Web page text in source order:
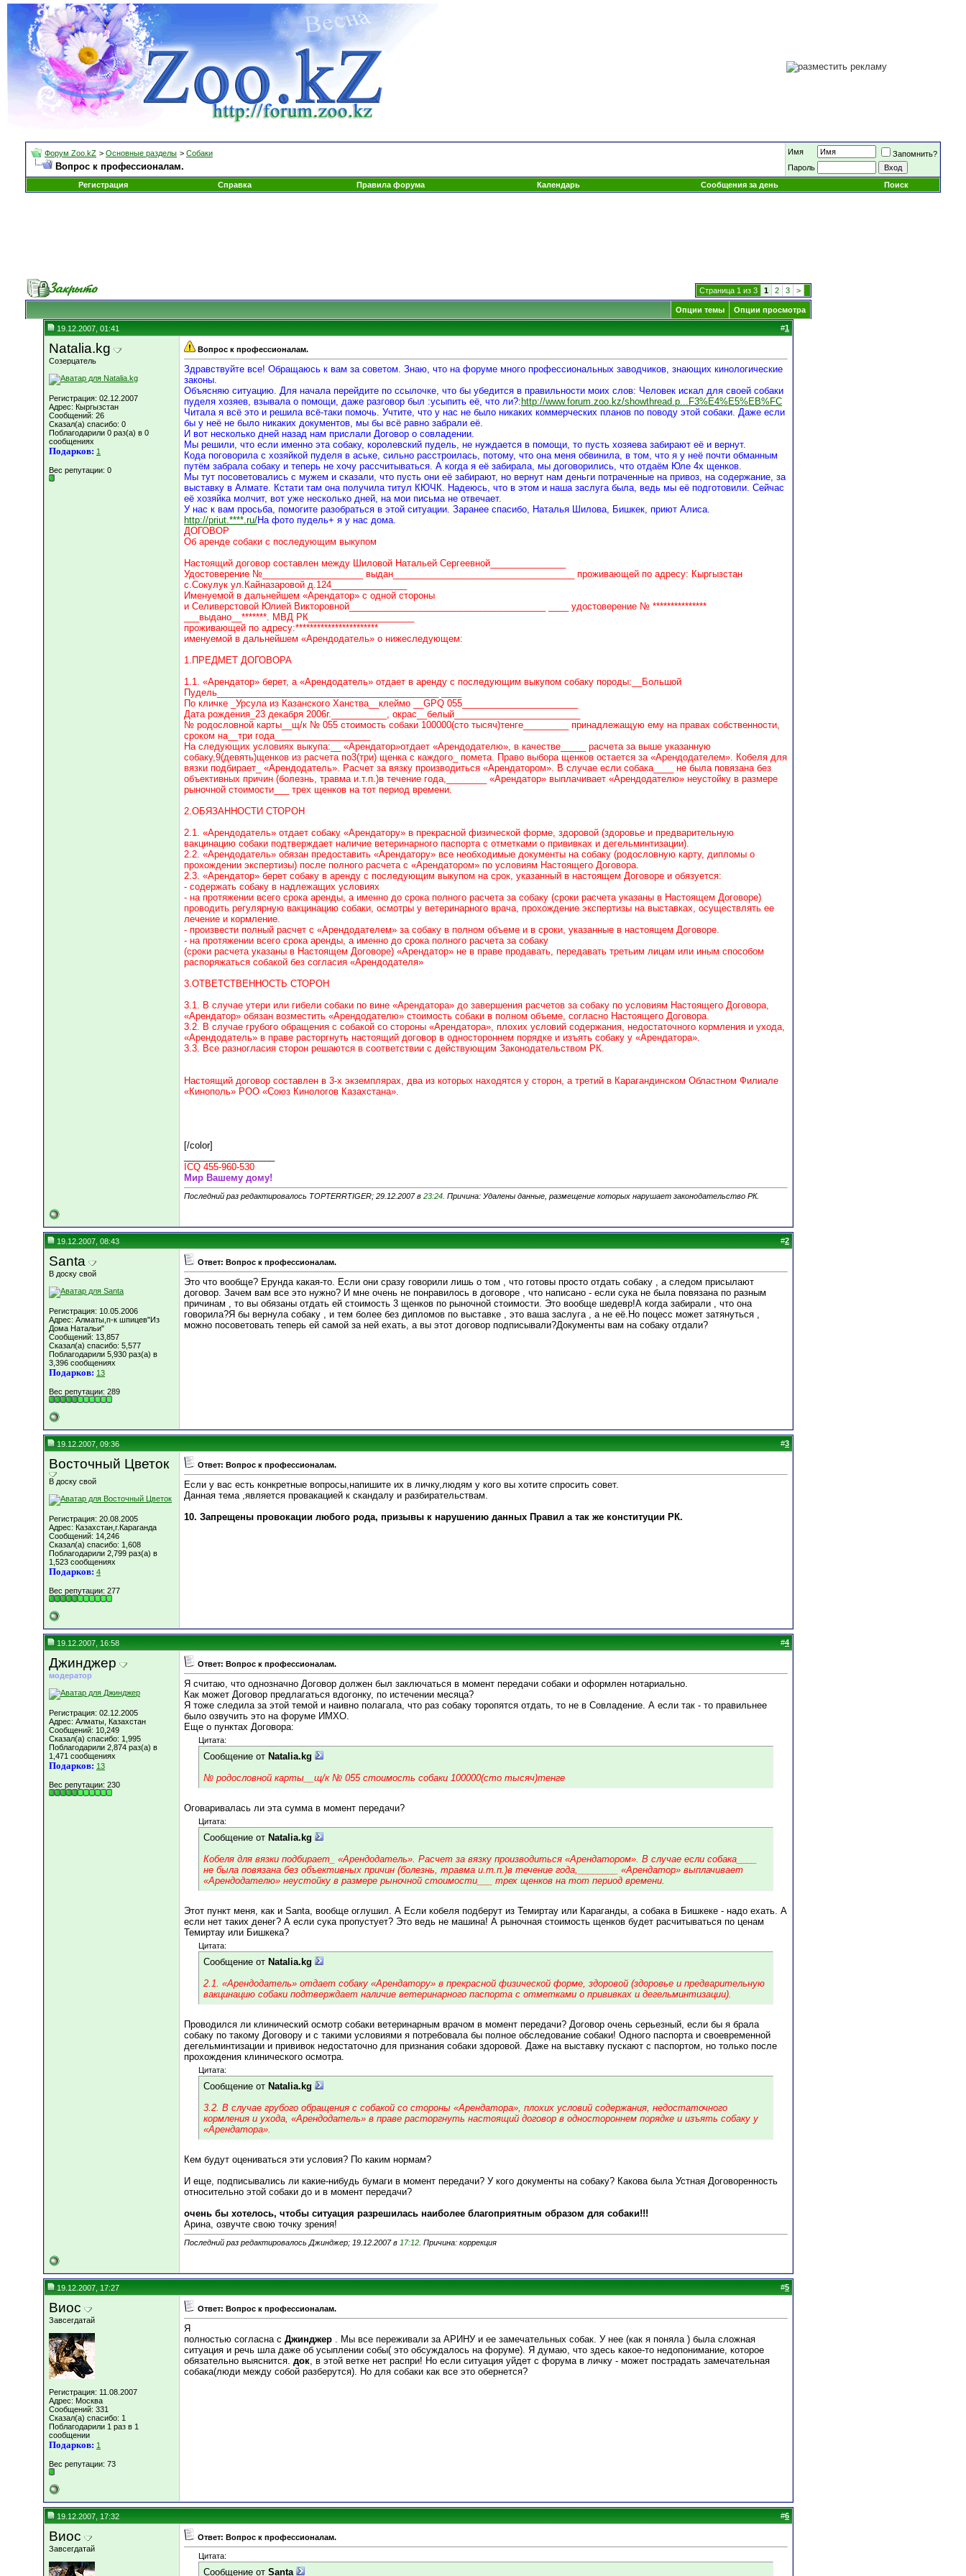
Форум Zoo.kZ > Основные разделы > Собаки
Вопрос к профессионалам.
Имя
Запомнить?
Пароль
Регистрация
Справка Правила форума Календарь Сообщения за день Поиск
Страница 1 из 3 1 2 3 >
Опции темы Опции просмотра
19.12.2007, 01:41 #1
Natalia.kg
Созерцатель
Регистрация: 02.12.2007
Адрес: Кыргызстан
Сообщений: 26
Сказал(а) спасибо: 0
Поблагодарили 0 раз(а) в 0
сообщениях
Подарков: 1
Вес репутации: 0
Вопрос к профессионалам.
Здравствуйте все! Обращаюсь к вам за советом. Знаю, что на форуме много профессиональных заводчиков, знающих кинологические
законы.
Объясняю ситуацию. Для начала перейдите по ссылочке, что бы убедится в правильности моих слов: Человек искал для своей собаки
пуделя хозяев, взывала о помощи, даже разговор был :усыпить её, что ли?: http://www.forum.zoo.kz/showthread.p...F3%E4%E5%EB%FC
Читала я всё это и решила всё-таки помочь. Учтите, что у нас не было никаких коммерческих планов по поводу этой собаки. Даже если
бы у неё не было никаких документов, мы бы всё равно забрали её.
И вот несколько дней назад нам прислали Договор о совладении.
Мы решили, что если именно эта собаку, королевский пудель, не нуждается в помощи, то пусть хозяева забирают её и вернут.
Кода поговорила с хозяйкой пуделя в аське, сильно расстроилась, потому, что она меня обвинила, в том, что я у неё почти обманным
путём забрала собаку и теперь не хочу рассчитываться. А когда я её забирала, мы договорились, что отдаём Юле 4х щенков.
Мы тут посоветовались с мужем и сказали, что пусть они её забирают, но вернут нам деньги потраченные на привоз, на содержание, за
выставку в Алмате. Кстати там она получила титул КЮЧК. Надеюсь, что в этом и наша заслуга была, ведь мы её подготовили. Сейчас
её хозяйка молчит, вот уже несколько дней, на мои письма не отвечает.
У нас к вам просьба, помогите разобраться в этой ситуации. Заранее спасибо, Наталья Шилова, Бишкек, приют Алиса.
http://priut.****.ru/На фото пудель+ я у нас дома.
ДОГОВОР
Об аренде собаки с последующим выкупом
Настоящий договор составлен между Шиловой Натальей Сергеевной_______________
Удостоверение №____________________ выдан____________________________________ проживающей по адресу: Кыргызстан
с.Сокулук ул.Кайназаровой д.124_______________
Именуемой в дальнейшем «Арендатор» с одной стороны
и Селиверстовой Юлией Викторовной_______________________________________ ____ удостоверение № ***************
___выдано__*******. МВД РК_____________________
проживающей по адресу:***********************
именуемой в дальнейшем «Арендодатель» о нижеследующем:
1.ПРЕДМЕТ ДОГОВОРА
1.1. «Арендатор» берет, а «Арендодатель» отдает в аренду с последующим выкупом собаку породы:__Большой
Пудель____________________________________________ ____
По кличке _Урсула из Казанского Ханства__клеймо __GPQ 055_______________________
Дата рождения_23 декабря 2006г.___________, окрас__белый_________________________
№ родословной карты__щ/к № 055 стоимость собаки 100000(сто тысяч)тенге_________ принадлежащую ему на правах собственности,
сроком на__три года___________________
На следующих условиях выкупа:__ «Арендатор»отдает «Арендодателю», в качестве_____ расчета за выше указанную
собаку,9(девять)щенков из расчета по3(три) щенка с каждого_ помета. Право выбора щенков остается за «Арендодателем». Кобеля для
вязки подбирает_ «Арендодатель». Расчет за вязку производиться «Арендатором». В случае если собака____ не была повязана без
объективных причин (болезнь, травма и.т.п.)в течение года,________ «Арендатор» выплачивает «Арендодателю» неустойку в размере
рыночной стоимости___ трех щенков на тот период времени.
2.ОБЯЗАННОСТИ СТОРОН
2.1. «Арендодатель» отдает собаку «Арендатору» в прекрасной физической форме, здоровой (здоровье и предварительную
вакцинацию собаки подтверждает наличие ветеринарного паспорта с отметками о прививках и дегельминтизации).
2.2. «Арендодатель» обязан предоставить «Арендатору» все необходимые документы на собаку (родословную карту, дипломы о
прохождении экспертизы) после полного расчета с «Арендатором» по условиям Настоящего Договора.
2.3. «Арендатор» берет собаку в аренду с последующим выкупом на срок, указанный в настоящем Договоре и обязуется:
- содержать собаку в надлежащих условиях
- на протяжении всего срока аренды, а именно до срока полного расчета за собаку (сроки расчета указаны в Настоящем Договоре)
проводить регулярную вакцинацию собаки, осмотры у ветеринарного врача, прохождение экспертизы на выставках, осуществлять ее
лечение и кормление.
- произвести полный расчет с «Арендодателем» за собаку в полном объеме и в сроки, указанные в настоящем Договоре.
- на протяжении всего срока аренды, а именно до срока полного расчета за собаку
(сроки расчета указаны в Настоящем Договоре) «Арендатор» не в праве продавать, передавать третьим лицам или иным способом
распоряжаться собакой без согласия «Арендодателя»
3.ОТВЕТСТВЕННОСТЬ СТОРОН
3.1. В случае утери или гибели собаки по вине «Арендатора» до завершения расчетов за собаку по условиям Настоящего Договора,
«Арендатор» обязан возместить «Арендодателю» стоимость собаки в полном объеме, согласно Настоящего Договора.
3.2. В случае грубого обращения с собакой со стороны «Арендатора», плохих условий содержания, недостаточного кормления и ухода,
«Арендодатель» в праве расторгнуть настоящий договор в одностороннем порядке и изъять собаку у «Арендатора».
3.3. Все разногласия сторон решаются в соответствии с действующим Законодательством РК.
Настоящий договор составлен в 3-х экземплярах, два из которых находятся у сторон, а третий в Карагандинском Областном Филиале
«Кинополь» РОО «Союз Кинологов Казахстана».
[/color]
ICQ 455-960-530
Мир Вашему дому!
Последний раз редактировалось TOPTERRTIGER; 29.12.2007 в 23:24 . Причина: Удалены данные, размещение которых нарушает законодательство РК.
19.12.2007, 08:43 #2
Santa
В доску свой
Регистрация: 10.05.2006
Адрес: Алматы,п-к шпицев"Из
Дома Натальи"
Сообщений: 13,857
Сказал(а) спасибо: 5,577
Поблагодарили 5,930 раз(а) в
3,396 сообщениях
Подарков: 13
Вес репутации: 289
Ответ: Вопрос к профессионалам.
Это что вообще? Ерунда какая-то. Если они сразу говорили лишь о том , что готовы просто отдать собаку , а следом присылают
договор. Зачем вам все это нужно? И мне очень не понравилось в договоре , что написано - если сука не была повязана по разным
причинам , то вы обязаны отдать ей стоимость 3 щенков по рыночной стоимости. Это вообще шедевр!А когда забирали , что она
говорила?Я бы вернула собаку , и тем более без дипломов по выставке , это ваша заслуга , а не её.Но поцесс может затянуться ,
можно посоветовать теперь ей самой за ней ехать, а вы этот договор подписывали?Документы вам на собаку отдали?
19.12.2007, 09:36 #3
Восточный Цветок
В доску свой
Регистрация: 20.08.2005
Адрес: Казахстан,г.Караганда
Сообщений: 14,246
Сказал(а) спасибо: 1,608
Поблагодарили 2,799 раз(а) в
1,523 сообщениях
Подарков: 4
Вес репутации: 277
Ответ: Вопрос к профессионалам.
Если у вас есть конкретные вопросы,напишите их в личку,людям у кого вы хотите спросить совет.
Данная тема ,является провакацией к скандалу и разбирательствам.
10. Запрещены провокации любого рода, призывы к нарушению данных Правил а так же конституции РК.
19.12.2007, 16:58 #4
Джинджер
модератор
Регистрация: 02.12.2005
Адрес: Алматы, Казахстан
Сообщений: 10,249
Сказал(а) спасибо: 1,995
Поблагодарили 2,874 раз(а) в
1,471 сообщениях
Подарков: 13
Вес репутации: 230
Ответ: Вопрос к профессионалам.
Я считаю, что однозначно Договор должен был заключаться в момент передачи собаки и оформлен нотариально.
Как может Договор предлагаться вдогонку, по истечении месяца?
Я тоже следила за этой темой и наивно полагала, что раз собаку торопятся отдать, то не в Совладение. А если так - то правильнее
было озвучить это на форуме ИМХО.
Еще о пунктах Договора:
Цитата:
Сообщение от Natalia.kg
№ родословной карты__щ/к № 055 стоимость собаки 100000(сто тысяч)тенге
Оговаривалась ли эта сумма в момент передачи?
Цитата:
Сообщение от Natalia.kg
Кобеля для вязки подбирает_ «Арендодатель». Расчет за вязку производиться «Арендатором». В случае если собака____
не была повязана без объективных причин (болезнь, травма и.т.п.)в течение года,________ «Арендатор» выплачивает
«Арендодателю» неустойку в размере рыночной стоимости___ трех щенков на тот период времени.
Этот пункт меня, как и Santa, вообще оглушил. А Если кобеля подберут из Темиртау или Караганды, а собака в Бишкеке - надо ехать. А
если нет таких денег? А если сука пропустует? Это ведь не машина! А рыночная стоимость щенков будет расчитываться по ценам
Темиртау или Бишкека?
Цитата:
Сообщение от Natalia.kg
2.1. «Арендодатель» отдает собаку «Арендатору» в прекрасной физической форме, здоровой (здоровье и предварительную
вакцинацию собаки подтверждает наличие ветеринарного паспорта с отметками о прививках и дегельминтизации).
Проводился ли клинический осмотр собаки ветеринарным врачом в момент передачи? Договор очень серьезный, если бы я брала
собаку по такому Договору и с такими условиями я потребовала бы полное обследование собаки! Одного паспорта и своевременной
дегельминтизации и прививок недостаточно для признания собаки здоровой. Даже на выставку пускают с паспортом, но только после
прохождения клинического осмотра.
Цитата:
Сообщение от Natalia.kg
3.2. В случае грубого обращения с собакой со стороны «Арендатора», плохих условий содержания, недостаточного
кормления и ухода, «Арендодатель» в праве расторгнуть настоящий договор в одностороннем порядке и изъять собаку у
«Арендатора».
Кем будут оцениваться эти условия? По каким нормам?
И еще, подписывались ли какие-нибудь бумаги в момент передачи? У кого документы на собаку? Какова была Устная Договоренность
относительно этой собаки до и в момент передачи?
очень бы хотелось, чтобы ситуация разрешилась наиболее благоприятным образом для собаки!!!
Арина, озвучте свою точку зрения!
Последний раз редактировалось Джинджер; 19.12.2007 в 17:12 . Причина: коррекция
19.12.2007, 17:27 #5
Виос
Завсегдатай
Регистрация: 11.08.2007
Адрес: Москва
Сообщений: 331
Сказал(а) спасибо: 1
Поблагодарили 1 раз в 1
сообщении
Подарков: 1
Вес репутации: 73
Ответ: Вопрос к профессионалам.
Я
полностью согласна с Джинджер . Мы все переживали за АРИНУ и ее замечательных собак. У нее (как я поняла ) была сложная
ситуация и речь шла даже об усыплении собы( это обсуждалось на форуме). Я думаю, что здесь какое-то недопонимание, которое
обязательно выяснится. док, в этой ветке нет распри! Но если ситуация уйдет с форума в личку - может пострадать замечательная
собака(люди между собой разберутся). Но для собаки как все это обернется?
19.12.2007, 17:32 #6
Виос
Завсегдатай
Ответ: Вопрос к профессионалам.
Цитата:
Сообщение от Santa